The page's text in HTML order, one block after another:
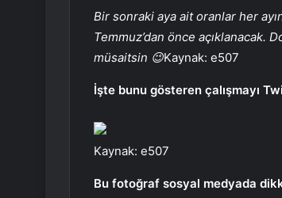
Bir sonraki aya ait oranlar her
Temmuz’dan önce açıklanacak.
müsaitsin 😉Kaynak: e507
İşte bunu gösteren çalışmayı
Kaynak: e507
Bu fotoğraf sosyal medyada